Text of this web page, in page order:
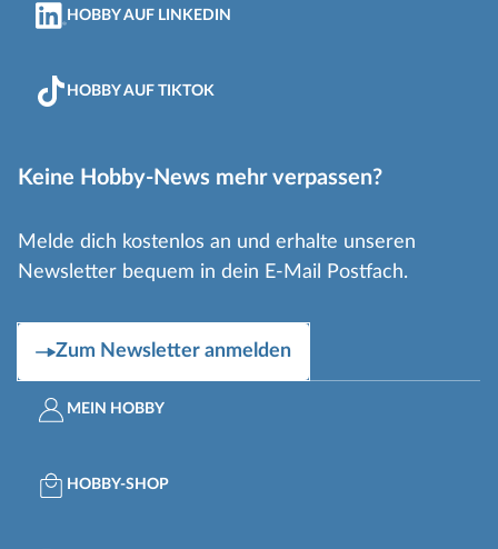
HOBBY AUF LINKEDIN
HOBBY AUF TIKTOK
Keine Hobby-News mehr verpassen?
Melde dich kostenlos an und erhalte unseren
Newsletter bequem in dein E-Mail Postfach.
Zum Newsletter anmelden
MEIN HOBBY
HOBBY-SHOP